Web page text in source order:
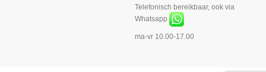
Telefonisch bereikbaar, ook via
Whatsapp
ma-vr 10.00-17.00